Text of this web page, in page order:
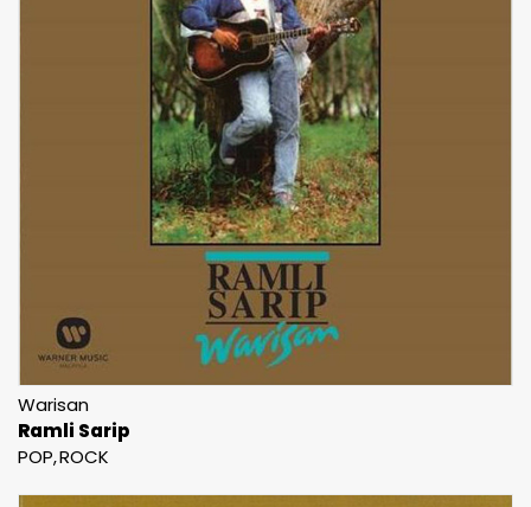
Warisan
Ramli Sarip
POP ROCK